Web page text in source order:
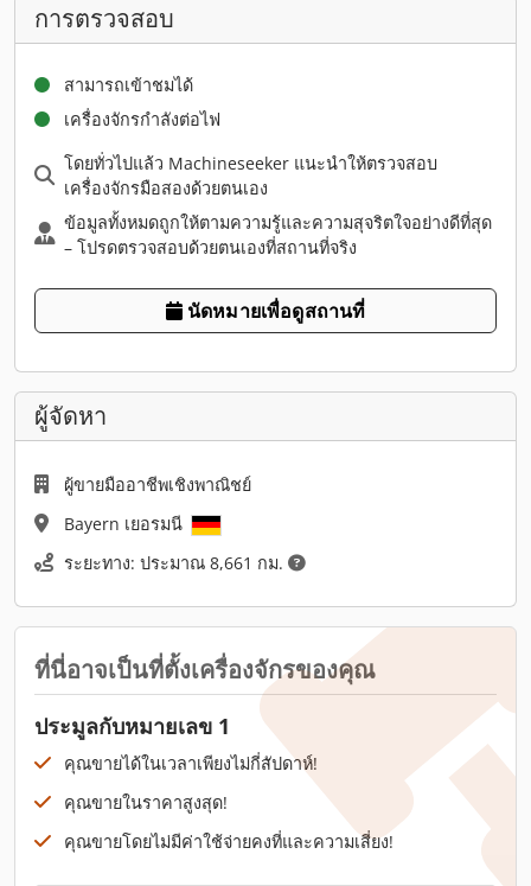
การตรวจสอบ
สามารถเข้าชมได้
เครื่องจักรกำลังต่อไฟ
โดยทั่วไปแล้ว Machineseeker แนะนำให้ตรวจสอบ
เครื่องจักรมือสองด้วยตนเอง
ข้อมูลทั้งหมดถูกให้ตามความรู้และความสุจริตใจอย่างดีที่สุด
– โปรดตรวจสอบด้วยตนเองที่สถานที่จริง
นัดหมายเพื่อดูสถานที่
ผู้จัดหา
ผู้ขายมืออาชีพเชิงพาณิชย์
Bayern เยอรมนี
ระยะทาง: ประมาณ 8,661 กม.
ที่นี่อาจเป็นที่ตั้งเครื่องจักรของคุณ
ประมูลกับหมายเลข 1
คุณขายได้ในเวลาเพียงไม่กี่สัปดาห์!
คุณขายในราคาสูงสุด!
คุณขายโดยไม่มีค่าใช้จ่ายคงที่และความเสี่ยง!